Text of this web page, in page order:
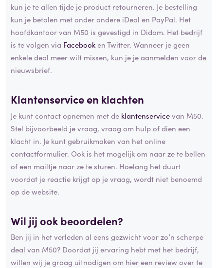
kun je te allen tijde je product retourneren. Je bestelling
kun je betalen met onder andere iDeal en PayPal. Het
hoofdkantoor van M50 is gevestigd in Didam. Het bedrijf
is te volgen via Facebooken Twitter. Wanneer je geen
enkele deal meer wilt missen, kun je je aanmelden voor de
nieuwsbrief.
Klantenservice en klachten
Je kunt contact opnemen met de klantenservicevan M50.
Stel bijvoorbeeld je vraag, vraag om hulp of dien een
klacht in. Je kunt gebruikmaken van het online
contactformulier. Ook is het mogelijk om naar ze te bellen
of een mailtje naar ze te sturen. Hoelang het duurt
voordat je reactie krijgt op je vraag, wordt niet benoemd
op de website.
Wil jij ook beoordelen?
Ben jij in het verleden al eens gezwicht voor zo’n scherpe
deal van M50? Doordat jij ervaring hebt met het bedrijf,
willen wij je graag uitnodigen om hier een review over te